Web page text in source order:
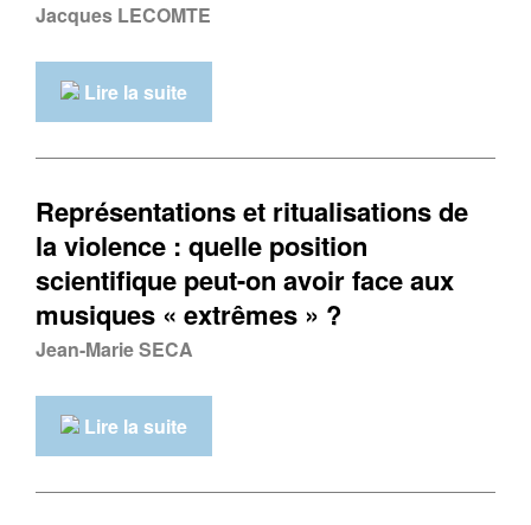
Jacques LECOMTE
Lire la suite
Représentations et ritualisations de
la violence : quelle position
scientifique peut-on avoir face aux
musiques « extrêmes » ?
Jean-Marie SECA
Lire la suite